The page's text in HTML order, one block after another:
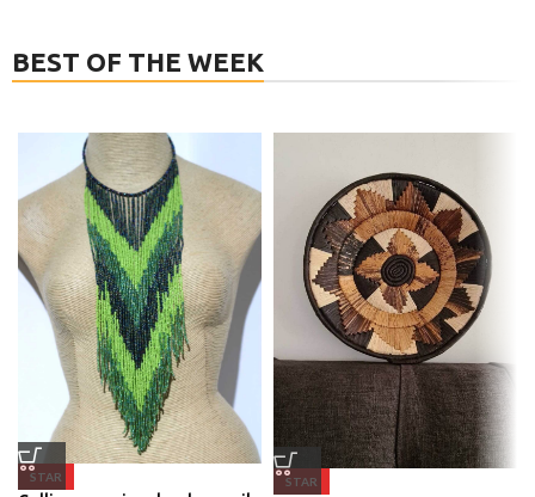
BEST OF THE WEEK
STAR STAR